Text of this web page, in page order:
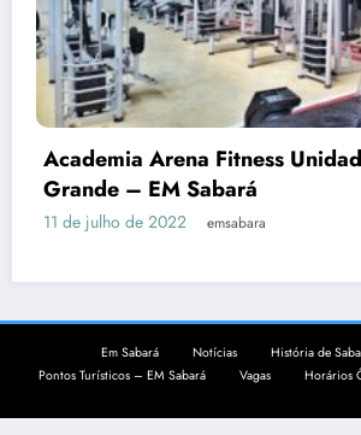
Academia Arena Fitness Unidade
Grande – EM Sabará
11 de julho de 2022 emsabara
História de
Vagas